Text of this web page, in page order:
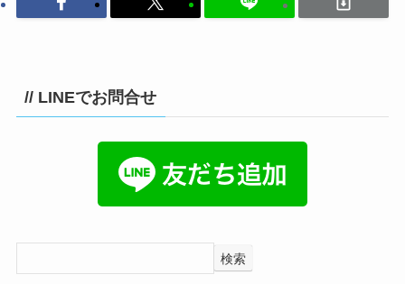
// LINEでお問合せ
検索